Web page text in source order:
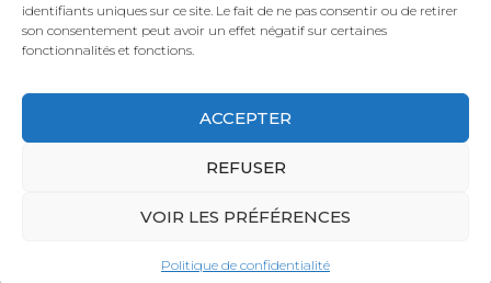
identifiants uniques sur ce site. Le fait de ne pas consentir ou de retirer
son consentement peut avoir un effet négatif sur certaines
fonctionnalités et fonctions.
ACCEPTER
REFUSER
VOIR LES PRÉFÉRENCES
Politique de confidentialité
Youtube